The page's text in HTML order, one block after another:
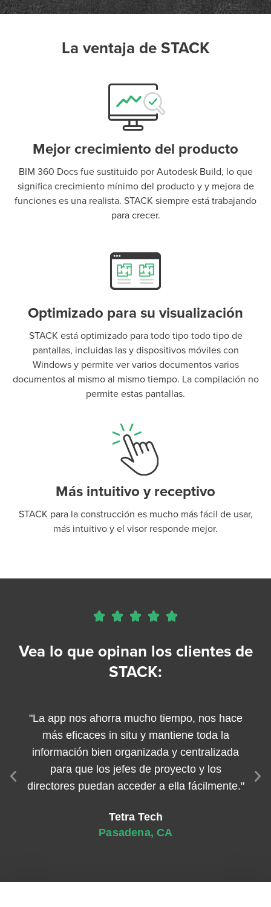
La ventaja de STACK
Mejor crecimiento del producto
BIM 360 Docs fue sustituido por Autodesk Build, lo que
significa crecimiento mínimo del producto y y mejora de
funciones es una realista. STACK siempre está trabajando
para crecer.
Optimizado para su visualización
STACK está optimizado para todo tipo todo tipo de
pantallas, incluidas las y dispositivos móviles con
Windows y permite ver varios documentos varios
documentos al mismo al mismo tiempo. La compilación no
permite estas pantallas.
TIF
P D
Más intuitivo y receptivo
STACK para la construcción es mucho más fácil de usar,
más intuitivo y el visor responde mejor.
    
Vea lo que opinan los clientes de
STACK:
"La app nos ahorra mucho tiempo, nos hace
más eficaces in situ y mantiene toda la
información bien organizada y centralizada
para que los jefes de proyecto y los
directores puedan acceder a ella fácilmente."
Tetra Tech
Pasadena, CA